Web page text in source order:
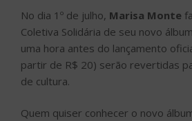
No dia 1º de julho, Marisa Monte
Coletiva Solidária de seu novo álbum
uma hora antes do lançamento
partir de R$ 20) serão revertidas
de cultura.
Quem quiser conhecer o novo